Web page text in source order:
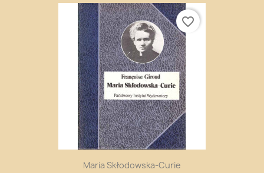
Maria Skłodowska-Curie
favorite_border